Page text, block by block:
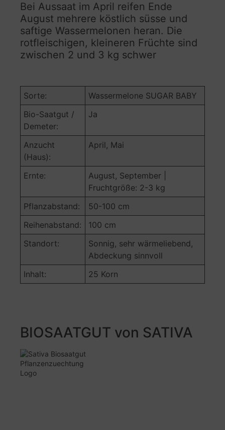
Bei Aussaat im April reifen Ende
August mehrere köstlich süsse und
saftige Wassermelonen heran. Die
rotfleischigen, kleineren Früchte sind
zwischen 2 und 3 kg schwer
Sorte:
Wassermelone SUGAR BABY
Bio-Saatgut /
Demeter:
Ja
Anzucht
(Haus):
April, Mai
Ernte:
August, September |
Fruchtgröße: 2-3 kg
Pflanzabstand:
50-100 cm
Reihenabstand:
100 cm
Standort:
Sonnig, sehr wärmeliebend,
Abdeckung sinnvoll
Inhalt:
25 Korn
BIOSAATGUT von SATIVA